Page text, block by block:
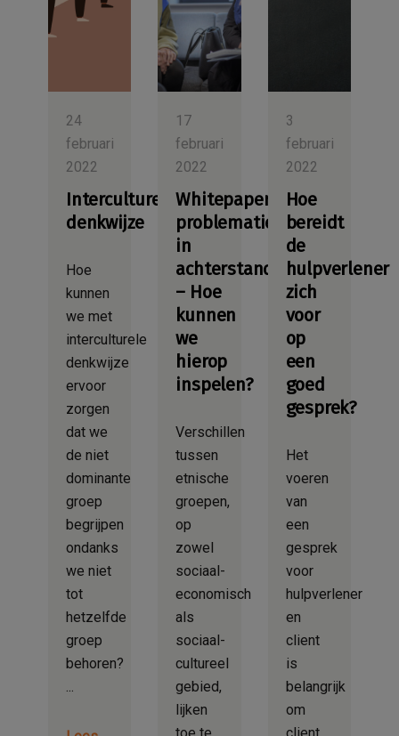
24
februari
2022
Interculturele
denkwijze
Hoe
kunnen
we met
interculturele
denkwijze
ervoor
zorgen
dat we
de niet
dominante
groep
begrijpen
ondanks
we niet
tot
hetzelfde
groep
behoren?
17
februari
2022
Whitepaper
problematiek
in
achterstandswijken
– Hoe
kunnen
we
hierop
inspelen?
Verschillen
tussen
etnische
groepen,
op
zowel
sociaal-
economisch
als
sociaal-
cultureel
gebied,
lijken
3
februari
2022
Hoe
bereidt
de
hulpverlener
zich
voor
op
een
goed
gesprek?
Het
voeren
van
een
gesprek
voor
hulpverlener
en
client
is
belangrijk
om